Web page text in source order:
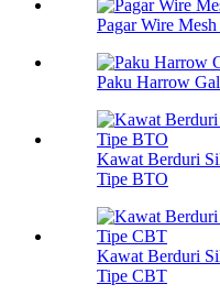
Pagar Wire
Paku Harrow
Kawat Berduri
Tipe BTO
Kawat Berduri
Tipe CBT